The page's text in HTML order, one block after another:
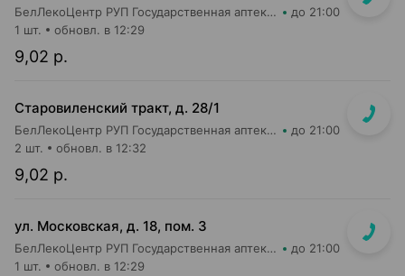
БелЛекоЦентр РУП Государственная аптека №12 до 21:00
9,02 р.
1 шт. обновл. в 12:29
Старовиленский тракт, д. 28/1
БелЛекоЦентр РУП Государственная аптека №22 до 21:00
9,02 р.
2 шт. обновл. в 12:32
ул. Московская, д. 18, пом. 3
БелЛекоЦентр РУП Государственная аптека №5 до 21:00
1 шт. обновл. в 12:29